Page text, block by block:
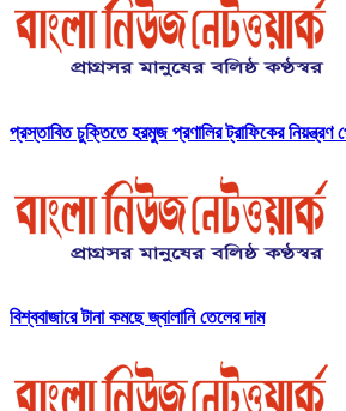
প্রস্তাবিত চুক্তিতে হরমুজ প্রণালির ট্রাফিকের নিয়ন্ত্রণ
বিশ্ববাজারে টানা কমছে জ্বালানি তেলের দাম